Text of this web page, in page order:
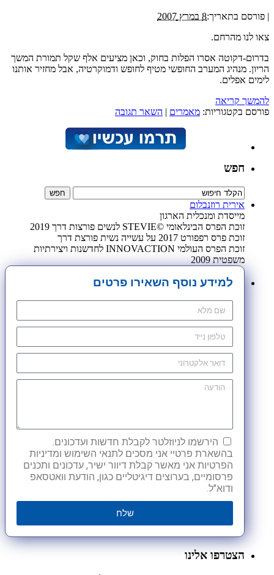
| פורסם בתאריך:8 במרץ 2007
צאו לנו מהרחם.
בדרום-דקוטה אסרו הפלות בחוק, וכאן מציעים אלף שקל תמורת המשך
הריון. מנהיג המערב החופשי מטיף לחופש ודמוקרטיה, אבל מחזיר אותנו
לימים אפלים.
להמשך קריאה
פורסם בקטגוריות: מאמרים | השאר תגובה
חפש
אירית רוזנבלום
מייסדת ומנכלית הארגון
זוכת הפרס הבינלאומי ©STEVIE לנשים פורצות דרך 2019
זוכת פרס רפפורט 2017 על עשייה נשית פורצת דרך
זוכת הפרס העולמי INNOVACTION לחדשנות ויצירתיות
משפטית 2009
למידע נוסף השאירו פרטים
הירשמו לניוזלטר לקבלת חדשות ועדכונים.
בהשארת פרטיי אני מסכים לתנאי השימוש ומדיניות
הפרטיות אני מאשר קבלת דיוור ישיר, עדכונים ותכנים
פרסומיים, בערוצים דיגיטליים כגון, הודעת וואטסאפ
ודוא"ל.
שלח
הצטרפו אלינו